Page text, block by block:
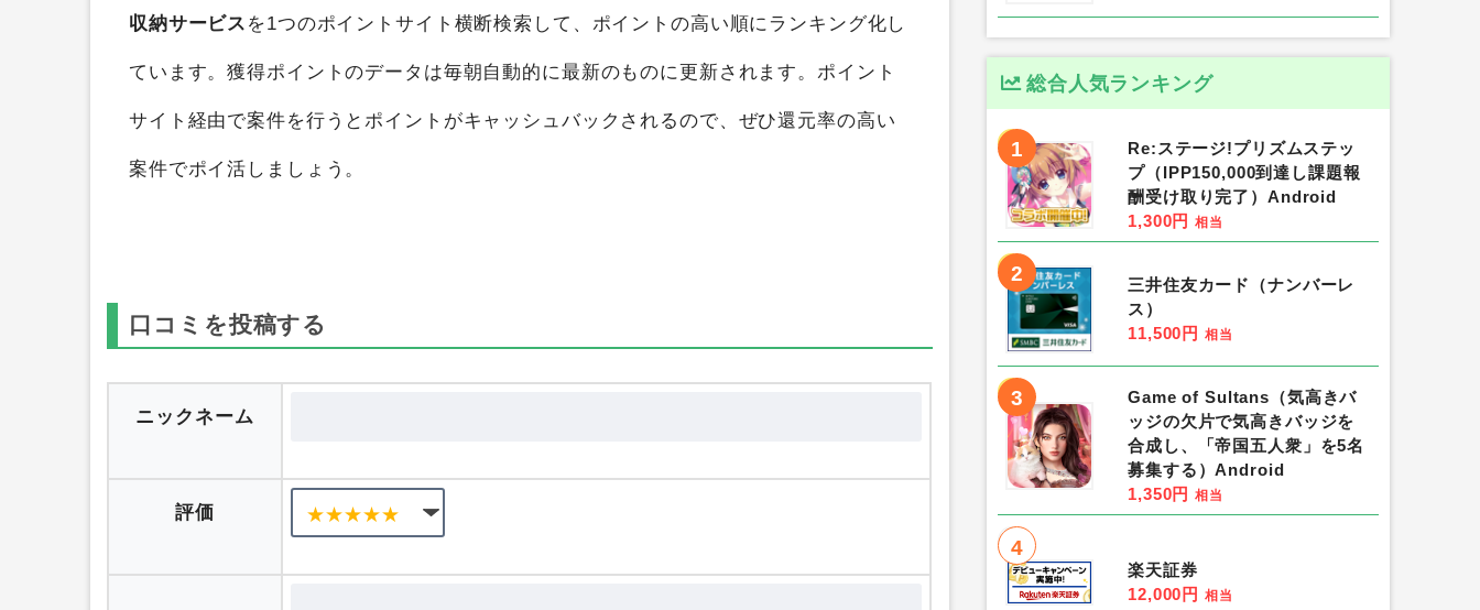
CARAETO（カラエト） 収納サービスをポイントサイト比較すると、最大0円のポイン
トを獲得することができます。 ポイントサイト比較ガイドではCARAETO（カラエト）
収納サービスを1つのポイントサイト横断検索して、ポイントの高い順にランキング化し
ています。獲得ポイントのデータは毎朝自動的に最新のものに更新されます。ポイント
口コミを投稿する
ニックネーム
総合人気ランキング
1
Re:ステージ!プリズムステッ
プ（IPP150,000到達し課題報
酬受け取り完了）Android
1,300円 相当
2
三井住友カード（ナンバーレ
ス）
11,500円 相当
3
Game of Sultans（気高きバ
ッジの欠片で気高きバッジを
合成し、「帝国五人衆」を5名
募集する）Android
1,350円 相当
4
楽天証券
12,000円 相当